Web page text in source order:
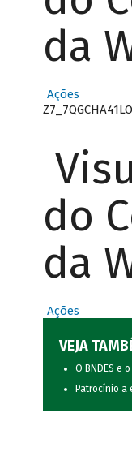
da
Ações
do
da
Ações
VEJA
O BNDES e
Patrocínio a